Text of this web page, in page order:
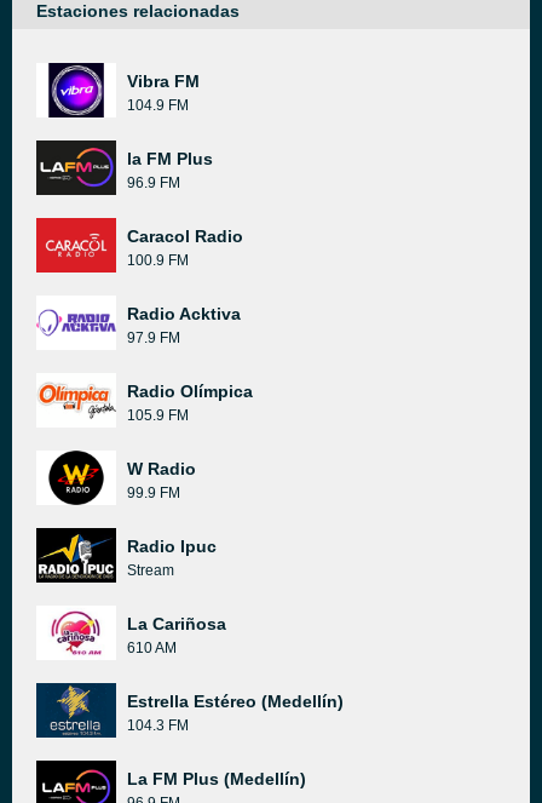
Estaciones relacionadas
Vibra FM
104.9 FM
la FM Plus
96.9 FM
Caracol Radio
100.9 FM
Radio Acktiva
97.9 FM
Radio Olímpica
105.9 FM
W Radio
99.9 FM
Radio Ipuc
Stream
La Cariñosa
610 AM
Estrella Estéreo (Medellín)
104.3 FM
La FM Plus (Medellín)